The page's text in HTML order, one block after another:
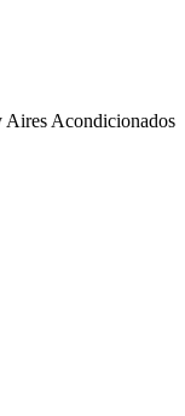
Aires Acondicionados